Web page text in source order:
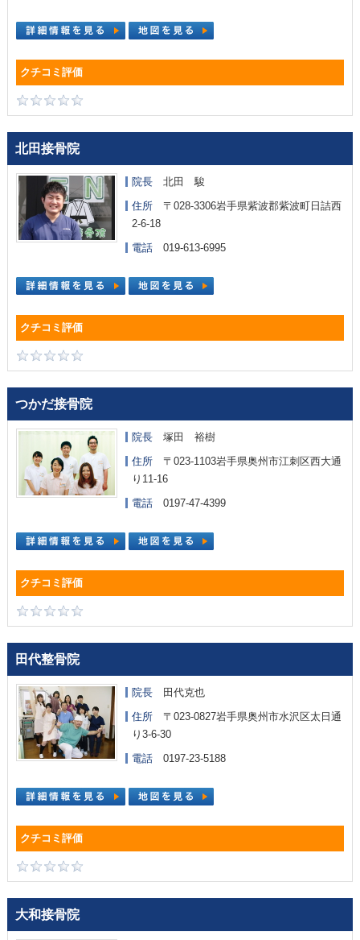
北田接骨院
院長北田 駿
住所〒028-3306岩手県紫波郡紫波町日詰西
2-6-18
電話019-613-6995
つかだ接骨院
院長塚田 裕樹
住所〒023-1103岩手県奥州市江刺区西大通
り11-16
電話0197-47-4399
田代整骨院
院長田代克也
住所〒023-0827岩手県奥州市水沢区太日通
り3-6-30
電話0197-23-5188
大和接骨院